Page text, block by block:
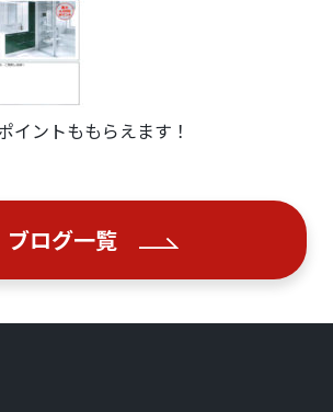
イントももらえます！
ブログ一覧